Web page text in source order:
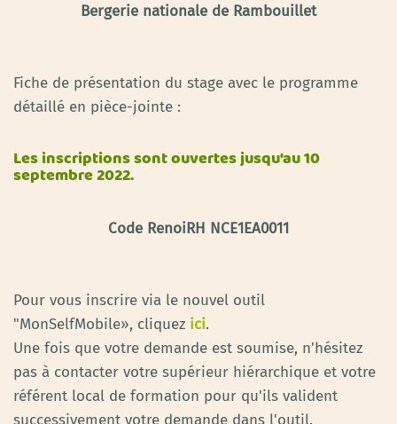
Bergerie nationale de Rambouillet
Fiche de présentation du stage avec le programme
détaillé en pièce-jointe :
Les inscriptions sont ouvertes jusqu'au 10
septembre 2022.
Code RenoiRH NCE1EA0011
Pour vous inscrire via le nouvel outil
"MonSelfMobile», cliquez ici.
Une fois que votre demande est soumise, n'hésitez
pas à contacter votre supérieur hiérarchique et votre
référent local de formation pour qu'ils valident
successivement votre demande dans l'outil.